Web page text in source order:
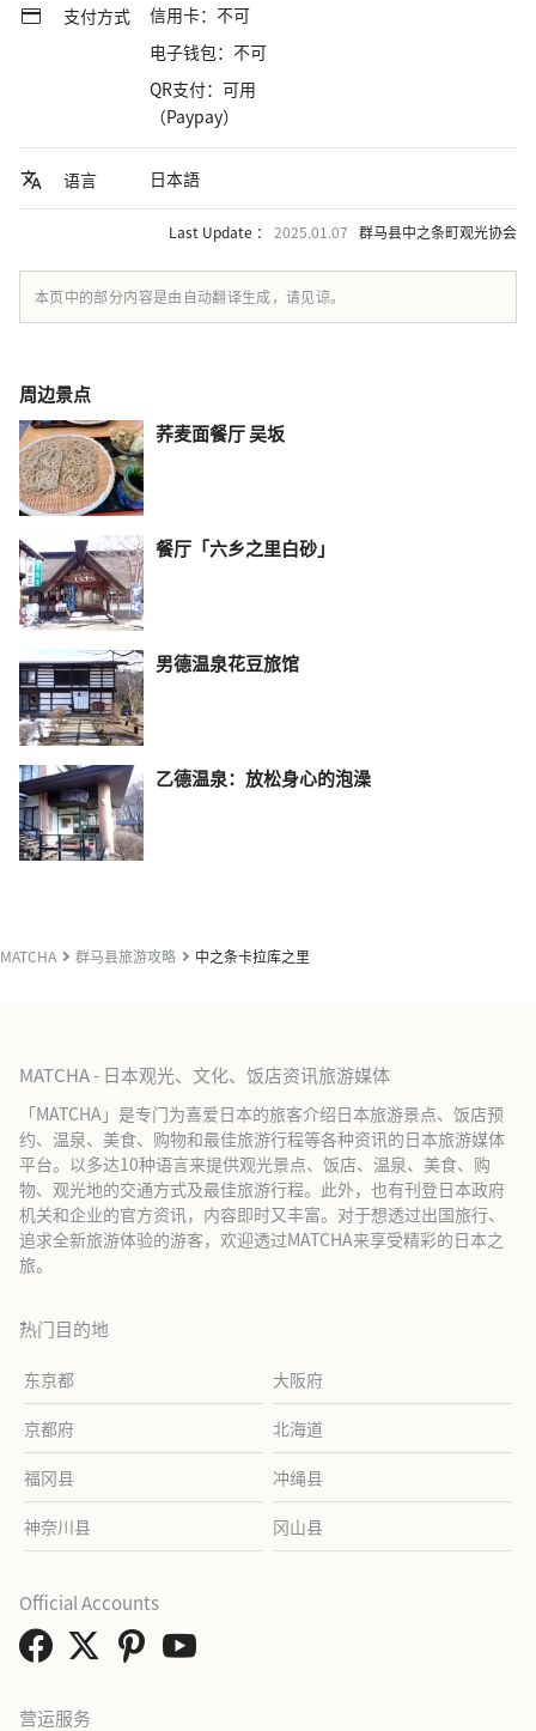
支付方式
信用卡：不可
电子钱包：不可
QR支付：可用
（Paypay）
语言 日本語
Last Update ： 2025.01.07 群马县中之条町观光协会
本页中的部分内容是由自动翻译生成，请见谅。
周边景点
荞麦面餐厅 吴坂
餐厅「六乡之里白砂」
男德温泉花豆旅馆
乙德温泉：放松身心的泡澡
MATCHA 群马县旅游攻略 中之条卡拉库之里
MATCHA - 日本观光、文化、饭店资讯旅游媒体
「MATCHA」是专门为喜爱日本的旅客介绍日本旅游景点、饭店预
约、温泉、美食、购物和最佳旅游行程等各种资讯的日本旅游媒体
平台。以多达10种语言来提供观光景点、饭店、温泉、美食、购
物、观光地的交通方式及最佳旅游行程。此外，也有刊登日本政府
机关和企业的官方资讯，内容即时又丰富。对于想透过出国旅行、
追求全新旅游体验的游客，欢迎透过MATCHA来享受精彩的日本之
旅。
热门目的地
东京都 大阪府
京都府 北海道
福冈县 冲绳县
神奈川县 冈山县
营运服务
Official Accounts